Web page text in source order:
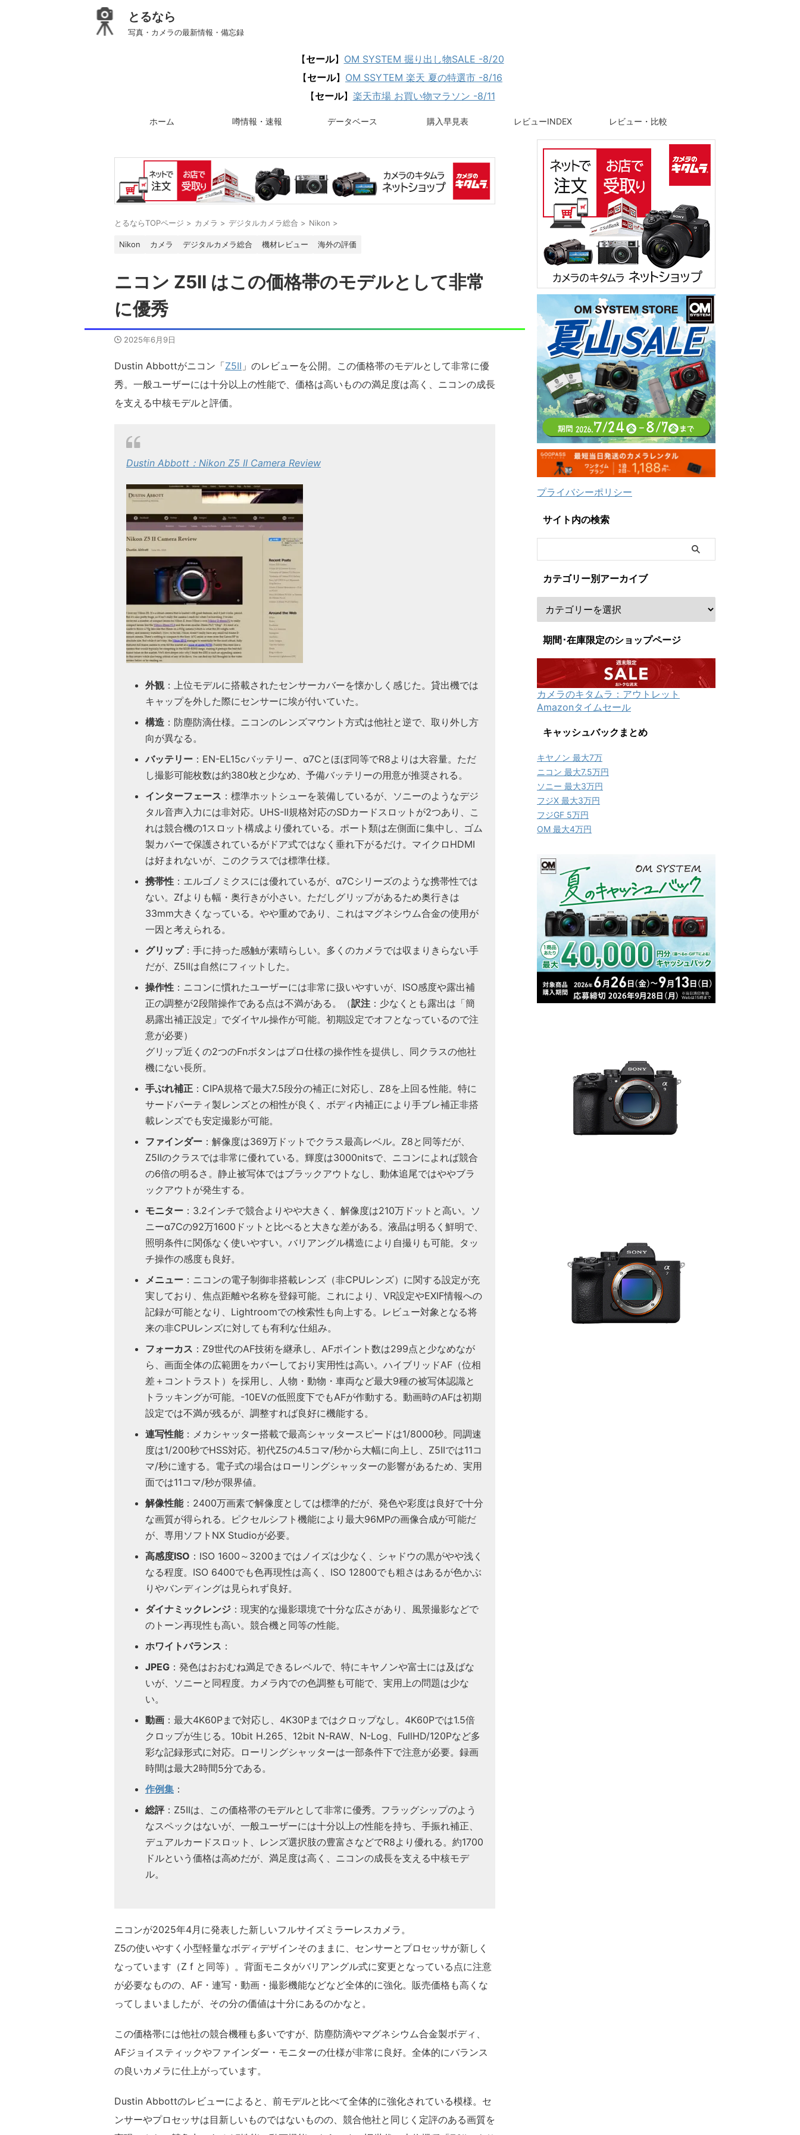
とるなら
写真・カメラの最新情報・備忘録
【セール】 OM SYSTEM 掘り出し物SALE -8/20
【セール】 OM SSYTEM 楽天 夏の特選市 -8/16
【セール】 楽天市場 お買い物マラソン -8/11
ホーム 噂情報・速報 データベース 購入早見表 レビューINDEX レビュー・比較
とるならTOPページ > カメラ > デジタルカメラ総合 > Nikon >
Nikon カメラ デジタルカメラ総合 機材レビュー 海外の評価
ニコン Z5II はこの価格帯のモデルとして非常
に優秀
2025年6月9日
Dustin Abbottがニコン「Z5II 」のレビューを公開。この価格帯のモデルとして非常に優
秀。一般ユーザーには十分以上の性能で、価格は高いものの満足度は高く、ニコンの成長
を支える中核モデルと評価。
Dustin Abbott：Nikon Z5 II Camera Review
外観：上位モデルに搭載されたセンサーカバーを懐かしく感じた。貸出機では
キャップを外した際にセンサーに埃が付いていた。
構造 ：防塵防滴仕様。ニコンのレンズマウント方式は他社と逆で、取り外し方
向が異なる。
バッテリー ：EN-EL15cバッテリー、α7Cとほぼ同等でR8よりは大容量。ただ
し撮影可能枚数は約380枚と少なめ、予備バッテリーの用意が推奨される。
インターフェース ：標準ホットシューを装備しているが、ソニーのようなデジ
タル音声入力には非対応。UHS-II規格対応のSDカードスロットが2つあり、こ
れは競合機の1スロット構成より優れている。ポート類は左側面に集中し、ゴム
製カバーで保護されているがドア式ではなく垂れ下がるだけ。マイクロHDMI
は好まれないが、このクラスでは標準仕様。
携帯性 ：エルゴノミクスには優れているが、α7Cシリーズのような携帯性では
ない。Zfよりも幅・奥行きが小さい。ただしグリップがあるため奥行きは
33mm大きくなっている。やや重めであり、これはマグネシウム合金の使用が
一因と考えられる。
グリップ：手に持った感触が素晴らしい。多くのカメラでは収まりきらない手
だが、Z5IIは自然にフィットした。
操作性 ：ニコンに慣れたユーザーには非常に扱いやすいが、ISO感度や露出補
正の調整が2段階操作である点は不満がある。（訳注 ：少なくとも露出は「簡
易露出補正設定」でダイヤル操作が可能。初期設定でオフとなっているので注
意が必要）
グリップ近くの2つのFnボタンはプロ仕様の操作性を提供し、同クラスの他社
機にない長所。
手ぶれ補正 ：CIPA規格で最大7.5段分の補正に対応し、Z8を上回る性能。特に
サードパーティ製レンズとの相性が良く、ボディ内補正により手ブレ補正非搭
載レンズでも安定撮影が可能。
ファインダー ：解像度は369万ドットでクラス最高レベル。Z8と同等だが、
Z5IIのクラスでは非常に優れている。輝度は3000nitsで、ニコンによれば競合
の6倍の明るさ。静止被写体ではブラックアウトなし、動体追尾ではややブラ
ックアウトが発生する。
モニター ：3.2インチで競合よりやや大きく、解像度は210万ドットと高い。ソ
ニーα7Cの92万1600ドットと比べると大きな差がある。液晶は明るく鮮明で、
照明条件に関係なく使いやすい。バリアングル構造により自撮りも可能。タッ
チ操作の感度も良好。
メニュー ：ニコンの電子制御非搭載レンズ（非CPUレンズ）に関する設定が充
実しており、焦点距離や名称を登録可能。これにより、VR設定やEXIF情報への
記録が可能となり、Lightroomでの検索性も向上する。レビュー対象となる将
来の非CPUレンズに対しても有利な仕組み。
フォーカス ：Z9世代のAF技術を継承し、AFポイント数は299点と少なめなが
ら、画面全体の広範囲をカバーしており実用性は高い。ハイブリッドAF（位相
差＋コントラスト）を採用し、人物・動物・車両など最大9種の被写体認識と
トラッキングが可能。-10EVの低照度下でもAFが作動する。動画時のAFは初期
設定では不満が残るが、調整すれば良好に機能する。
連写性能：メカシャッター搭載で最高シャッタースピードは1/8000秒。同調速
度は1/200秒でHSS対応。初代Z5の4.5コマ/秒から大幅に向上し、Z5IIでは11コ
マ/秒に達する。電子式の場合はローリングシャッターの影響があるため、実用
面では11コマ/秒が限界値。
解像性能：2400万画素で解像度としては標準的だが、発色や彩度は良好で十分
な画質が得られる。ピクセルシフト機能により最大96MPの画像合成が可能だ
が、専用ソフトNX Studioが必要。
高感度ISO ：ISO 1600～3200まではノイズは少なく、シャドウの黒がやや浅く
なる程度。ISO 6400でも色再現性は高く、ISO 12800でも粗さはあるが色かぶ
りやバンディングは見られず良好。
ダイナミックレンジ ：現実的な撮影環境で十分な広さがあり、風景撮影などで
のトーン再現性も高い。競合機と同等の性能。
ホワイトバランス ：
JPEG ：発色はおおむね満足できるレベルで、特にキヤノンや富士には及ばな
いが、ソニーと同程度。カメラ内での色調整も可能で、実用上の問題は少な
い。
動画 ：最大4K60Pまで対応し、4K30Pまではクロップなし。4K60Pでは1.5倍
クロップが生じる。10bit H.265、12bit N-RAW、N-Log、FullHD/120Pなど多
彩な記録形式に対応。ローリングシャッターは一部条件下で注意が必要。録画
時間は最大2時間5分である。
作例集 ：
総評 ：Z5IIは、この価格帯のモデルとして非常に優秀。フラッグシップのよう
なスペックはないが、一般ユーザーには十分以上の性能を持ち、手振れ補正、
デュアルカードスロット、レンズ選択肢の豊富さなどでR8より優れる。約1700
ドルという価格は高めだが、満足度は高く、ニコンの成長を支える中核モデ
ル。
ニコンが2025年4月に発表した新しいフルサイズミラーレスカメラ。
Z5の使いやすく小型軽量なボディデザインそのままに、センサーとプロセッサが新しく
なっています（Z f と同等）。背面モニタがバリアングル式に変更となっている点に注意
が必要なものの、AF・連写・動画・撮影機能などなど全体的に強化。販売価格も高くな
ってしまいましたが、その分の価値は十分にあるのかなと。
この価格帯には他社の競合機種も多いですが、防塵防滴やマグネシウム合金製ボディ、
AFジョイスティックやファインダー・モニターの仕様が非常に良好。全体的にバランス
の良いカメラに仕上がっています。
Dustin Abbottのレビューによると、前モデルと比べて全体的に強化されている模様。セ
ンサーやプロセッサは目新しいものではないものの、競合他社と同じく定評のある画質を
プライバシーポリシー
サイト内の検索
カテゴリー別アーカイブ
期間･在庫限定のショップページ
カメラのキタムラ：アウトレット
Amazonタイムセール
キャッシュバックまとめ
キヤノン 最大7万
ニコン 最大7.5万円
ソニー 最大3万円
フジX 最大3万円
フジGF 5万円
OM 最大4万円